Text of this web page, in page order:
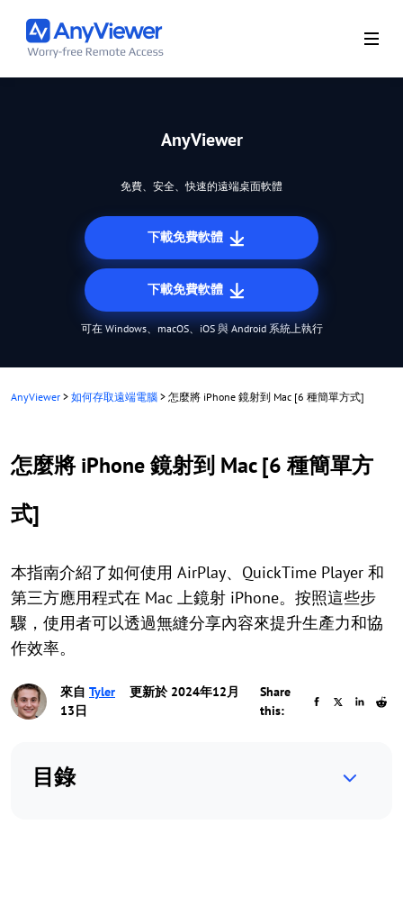
AnyViewer
免費、安全、快速的遠端桌面軟體
下載免費軟體
下載免費軟體
可在 Windows、macOS、iOS 與 Android 系統上執行
AnyViewer > 如何存取遠端電腦 > 怎麼將 iPhone 鏡射到 Mac [6 種簡單方式]
怎麼將 iPhone 鏡射到 Mac [6 種簡單方
式]
本指南介紹了如何使用 AirPlay、QuickTime Player 和
第三方應用程式在 Mac 上鏡射 iPhone。按照這些步
驟，使用者可以透過無縫分享內容來提升生產力和協
作效率。
來自 Tyler
更新於 2024年12月
13日
Share
this:
目錄